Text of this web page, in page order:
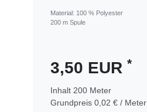
Material: 100 % Polyester
200 m Spule
3,50 EUR *
Inhalt 200 Meter
Grundpreis 0,02 € / Meter